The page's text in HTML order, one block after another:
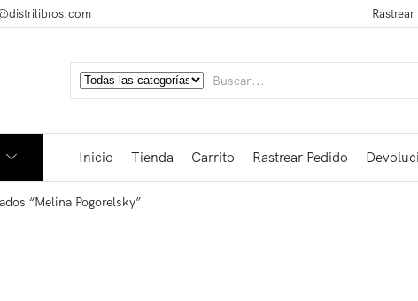
Inicio Tienda Carrito Rastrear Pedido
“Melina Pogorelsky”